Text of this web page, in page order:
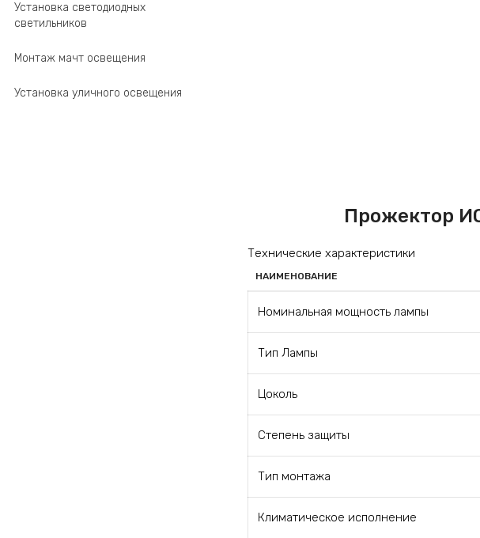
Установка светодиодных
светильников
Монтаж мачт освещения
Установка уличного освещения
Прожектор
Технические характеристики
НАИМЕНОВАНИЕ
Номинальная мощность лампы
Тип Лампы
Цоколь
Степень защиты
Тип монтажа
Климатическое исполнение